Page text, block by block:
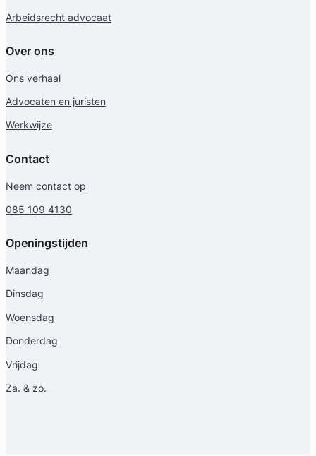
Arbeidsrecht advocaat
Over ons
Ons verhaal
Advocaten en juristen
Werkwijze
Contact
Neem contact op
085 109 4130
Openingstijden
Maandag
Dinsdag
Woensdag
Donderdag
Vrijdag
Za. & zo.